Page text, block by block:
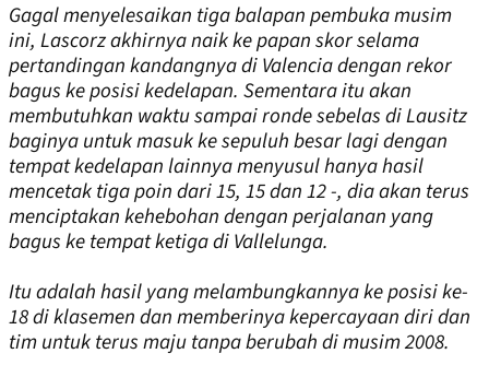
Gagal menyelesaikan tiga balapan pembuka musim
ini, Lascorz akhirnya naik ke papan skor selama
pertandingan kandangnya di Valencia dengan rekor
bagus ke posisi kedelapan. Sementara itu akan
membutuhkan waktu sampai ronde sebelas di Lausitz
baginya untuk masuk ke sepuluh besar lagi dengan
tempat kedelapan lainnya menyusul hanya hasil
mencetak tiga poin dari 15, 15 dan 12 -, dia akan terus
menciptakan kehebohan dengan perjalanan yang
bagus ke tempat ketiga di Vallelunga.
Itu adalah hasil yang melambungkannya ke posisi ke-
18 di klasemen dan memberinya kepercayaan diri dan
tim untuk terus maju tanpa berubah di musim 2008.